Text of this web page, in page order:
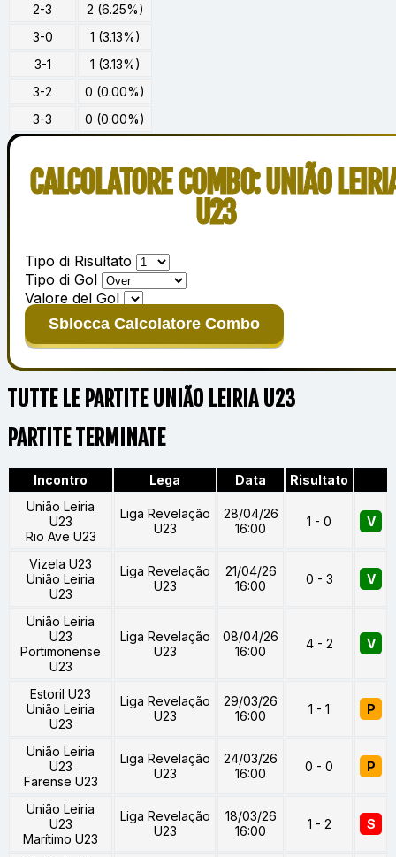
2-3
2 (6.25%)
3-0
1 (3.13%)
3-1
1 (3.13%)
3-2
0 (0.00%)
3-3
0 (0.00%)
CALCOLATORE COMBO: UNIÃO
U23
Tipo di Risultato
Tipo di Gol
Valore del Gol
Sblocca Calcolatore Combo
TUTTE LE PARTITE UNIÃO LEIRIA U23
PARTITE TERMINATE
Incontro Lega Data
Risultato
União Leiria
U23
Rio Ave U23
Liga Revelação
U23
28/04/26
16:00
1 - 0 V
Vizela U23
União Leiria
U23
Liga Revelação
U23
21/04/26
16:00
0 - 3 V
União Leiria
U23
Portimonense
U23
Liga Revelação
U23
08/04/26
16:00
4 - 2 V
Estoril U23
União Leiria
U23
Liga Revelação
U23
29/03/26
16:00
1 - 1 P
União Leiria
U23
Farense U23
Liga Revelação
U23
24/03/26
16:00
0 - 0 P
União Leiria
U23
Marítimo U23
Liga Revelação
U23
18/03/26
16:00
1 - 2 S